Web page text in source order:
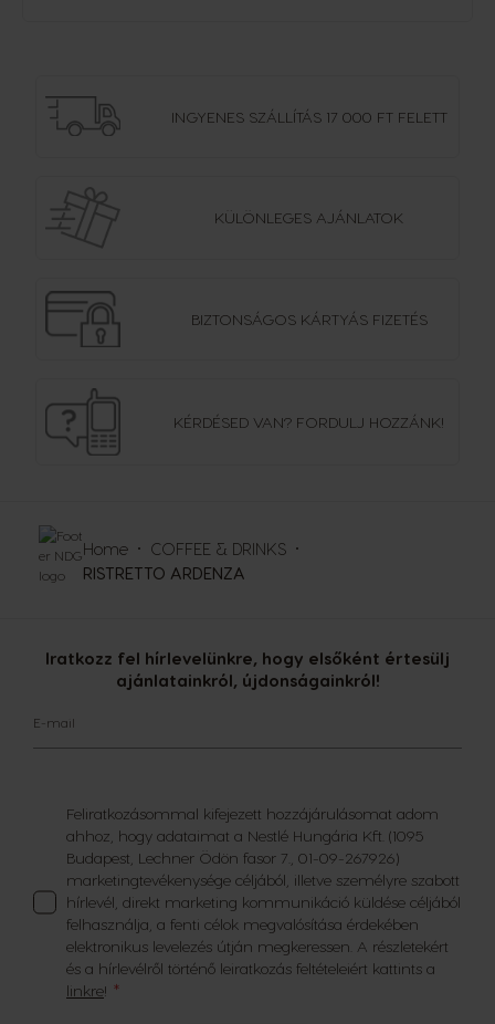
INGYENES SZÁLLÍTÁS17 000 FT FELETT
KÜLÖNLEGES AJÁNLATOK
BIZTONSÁGOS KÁRTYÁS FIZETÉS
KÉRDÉSED VAN? FORDULJ HOZZÁNK!
Iratkozz fel hírlevelünkre, hogy elsőként értesülj
ajánlatainkról, újdonságainkról!
E-mail
Feliratkozásommal kifejezett hozzájárulásomat adom
ahhoz, hogy adataimat a Nestlé Hungária Kft. (1095
Budapest, Lechner Ödön fasor 7., 01-09-267926)
marketingtevékenysége céljából, illetve személyre szabott
hírlevél, direkt marketing kommunikáció küldése céljából
felhasználja, a fenti célok megvalósítása érdekében
elektronikus levelezés útján megkeressen. A részletekért
és a hírlevélről történő leiratkozás feltételeiért kattints a
linkre!
Home
COFFEE & DRINKS
RISTRETTO ARDENZA